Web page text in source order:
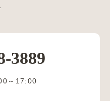
3889
～17:00